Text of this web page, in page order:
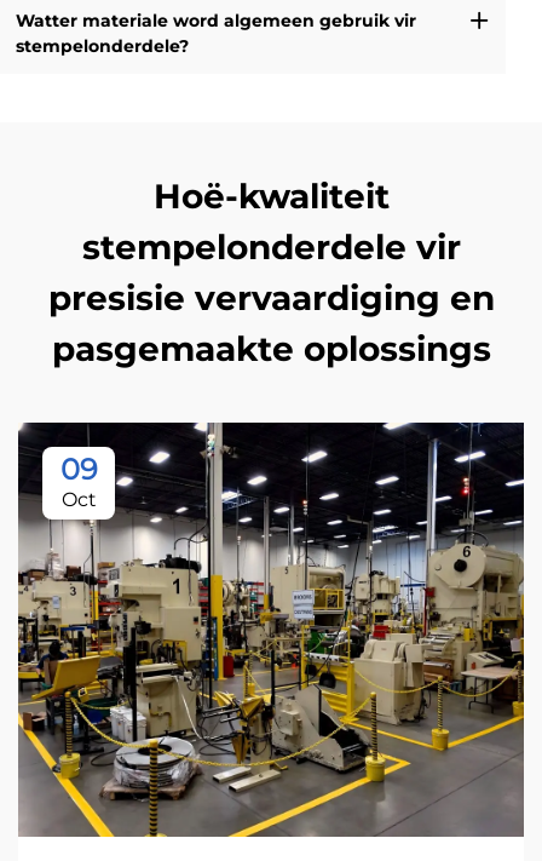
Watter materiale word algemeen gebruik vir
stempelonderdele?
Hoë-kwaliteit
stempelonderdele vir
presisie vervaardiging en
pasgemaakte oplossings
09
Oct